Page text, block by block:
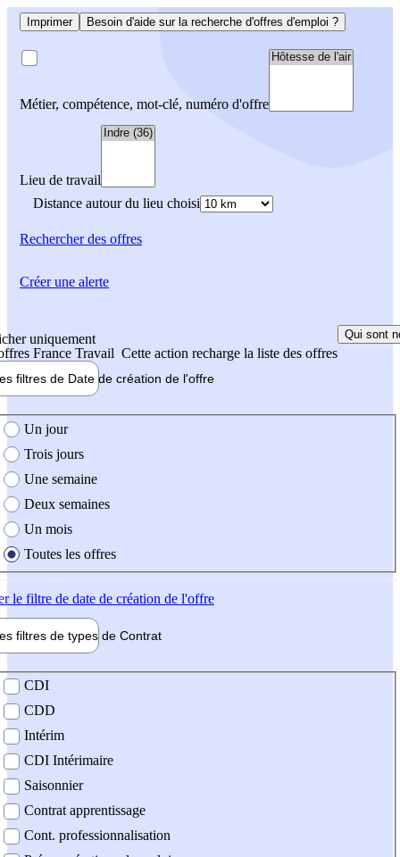
Imprimer Besoin d'aide sur la recherche d'offres d'emploi ?
Métier, compétence, mot-clé, numéro d'offre
Lieu de travail
Distance autour du lieu choisi
Rechercherdes offres
uniquement
France Travail Cette action recharge la liste des offres
Qui sont
filtres de Date de création de l'offre
création de l'offre
Un jour
Trois jours
Une semaine
Deux semaines
Un mois
Toutes les offres
le filtre de date de création de l'offre
filtres de types de Contrat
contrat
CDI
CDD
Intérim
CDI Intérimaire
Saisonnier
Contrat apprentissage
Cont. professionnalisation
Créer une alerte